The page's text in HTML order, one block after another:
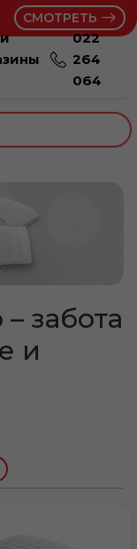
СМОТРЕТЬ
022
264
064
забота
и